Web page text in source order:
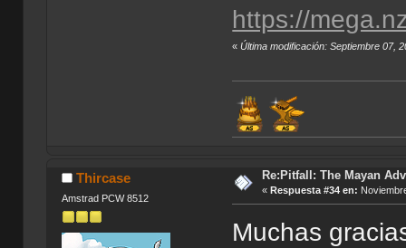
https://
«Última modificación: Septiembre 07,
Thircase
Amstrad PCW 8512
Re:Pitfall: The Mayan
« Respuesta #34 en:
Muchas